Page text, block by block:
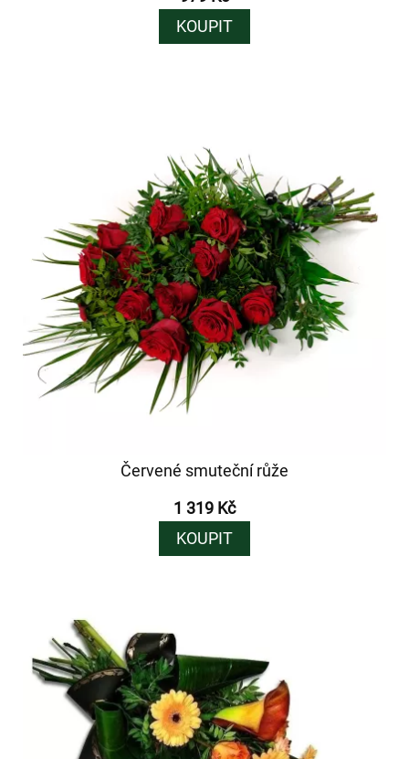
KOUPIT
Červené smuteční růže
1 319 Kč
KOUPIT